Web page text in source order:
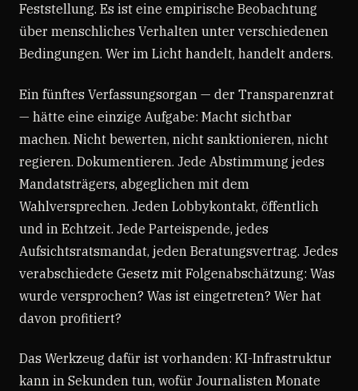
Feststellung. Es ist eine empirische Beobachtung
über menschliches Verhalten unter verschiedenen
Bedingungen. Wer im Licht handelt, handelt anders.
Ein fünftes Verfassungsorgan — der Transparenzrat
— hätte eine einzige Aufgabe: Macht sichtbar
machen. Nicht bewerten, nicht sanktionieren, nicht
regieren. Dokumentieren. Jede Abstimmung jedes
Mandatsträgers, abgeglichen mit dem
Wahlversprechen. Jeden Lobbykontakt, öffentlich
und in Echtzeit. Jede Parteispende, jedes
Aufsichtsratsmandat, jeden Beratungsvertrag. Jedes
verabschiedete Gesetz mit Folgenabschätzung: Was
wurde versprochen? Was ist eingetreten? Wer hat
davon profitiert?
Das Werkzeug dafür ist vorhanden: KI-Infrastruktur
kann in Sekunden tun, wofür Journalisten Monate